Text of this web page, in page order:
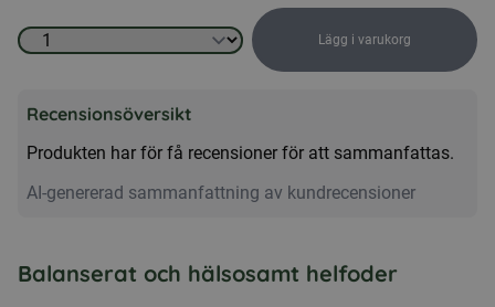
Blötfoder
Senior
bitar
sås
Lägg i varukorg
Recensionsöversikt
Produkten har för få recensioner för att sammanfattas.
AI-genererad sammanfattning av kundrecensioner
Balanserat och hälsosamt helfoder